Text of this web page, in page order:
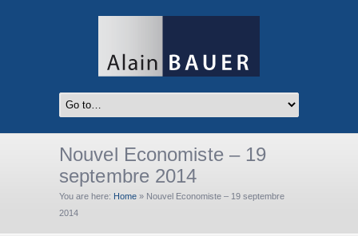
Nouvel Economiste – 19
septembre 2014
You are here: Home » Nouvel Economiste – 19 septembre
2014